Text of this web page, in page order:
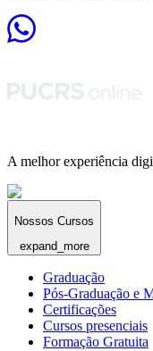
A melhor experiência
Nossos Cursos
expand_more
Graduação
Pós-Graduação e
Certificações
Cursos presenciais
Formação Gratuita